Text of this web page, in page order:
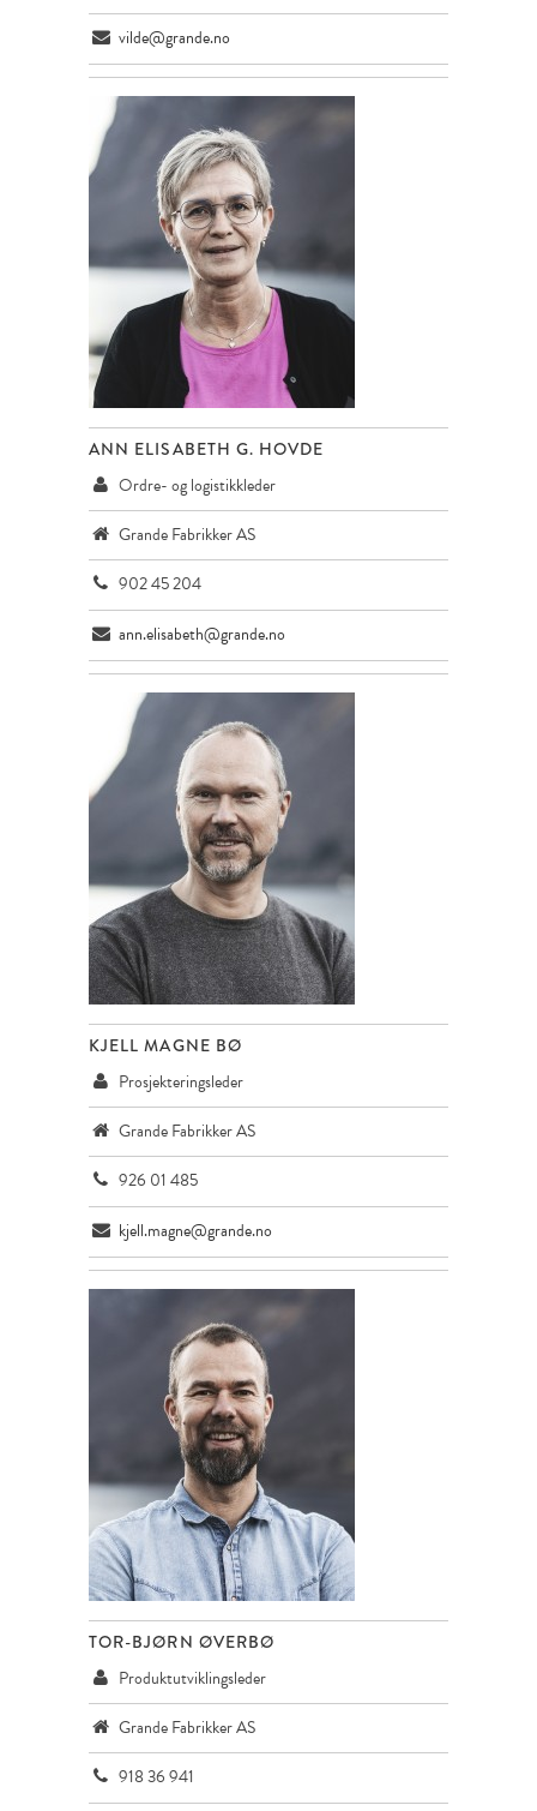
vilde@grande.no
ANN ELISABETH G. HOVDE
Ordre- og logistikkleder
Grande Fabrikker AS
902 45 204
ann.elisabeth@grande.no
KJELL MAGNE BØ
Prosjekteringsleder
Grande Fabrikker AS
926 01 485
kjell.magne@grande.no
TOR-BJØRN ØVERBØ
Produktutviklingsleder
Grande Fabrikker AS
918 36 941